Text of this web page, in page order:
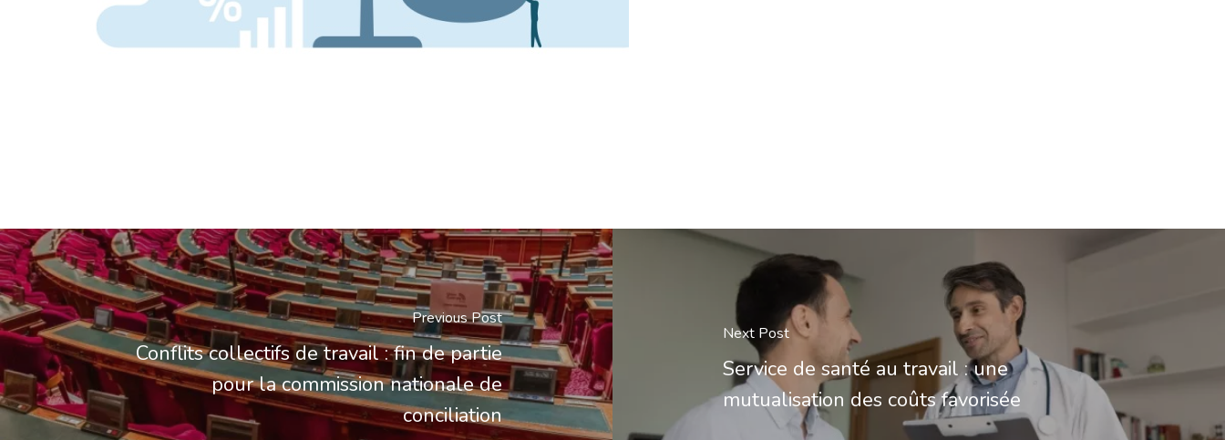
Previous Post
Conflits collectifs de travail : fin de partie
pour la commission nationale de
conciliation
Next Post
Service de santé au travail : une
mutualisation des coûts favorisée